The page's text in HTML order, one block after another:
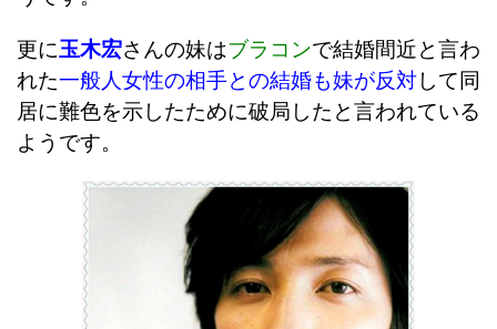
更に玉木宏さんの妹はブラコンで結婚間近と言わ
れた一般人女性の相手との結婚も妹が反対して同
居に難色を示したために破局したと言われている
ようです。